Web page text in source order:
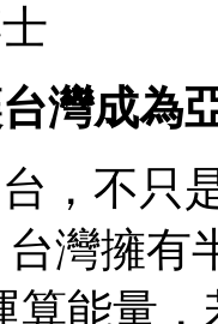
灣成為
，不只
灣擁有
算能量